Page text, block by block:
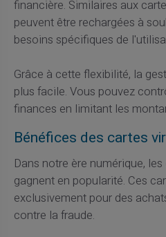
financière. Similaires aux
peuvent être rechargées à
besoins spécifiques de
Grâce à cette flexibilité, la
plus facile. Vous pouvez
finances en limitant les
Bénéfices des cartes
Dans notre ère numérique, les
gagnent en popularité. Ces
exclusivement pour des
contre la fraude.